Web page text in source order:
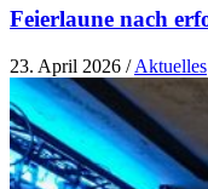
Feierlaune nach
23. April 2026 /Aktuelles